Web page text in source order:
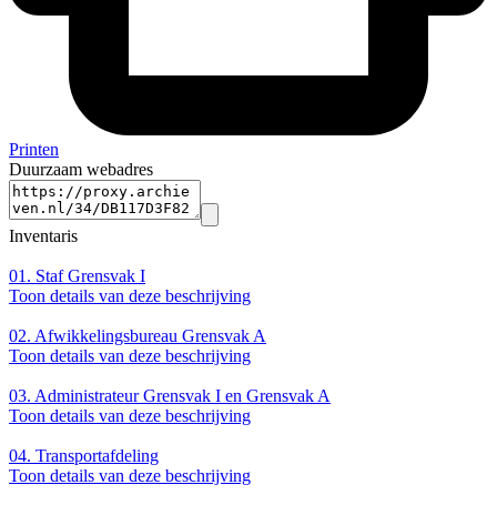
Printen
Duurzaam webadres
Inventaris
01. Staf Grensvak I
Toon details van deze beschrijving
02. Afwikkelingsbureau Grensvak A
Toon details van deze beschrijving
03. Administrateur Grensvak I en Grensvak A
Toon details van deze beschrijving
04. Transportafdeling
Toon details van deze beschrijving